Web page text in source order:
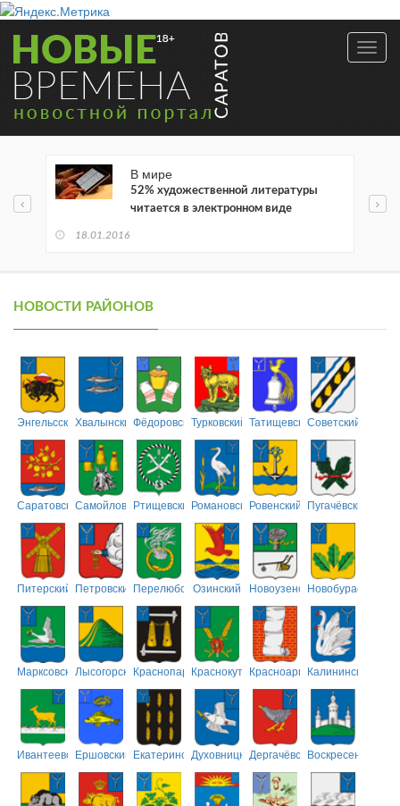
В мире
52% художественной литературы
читается в электронном виде
18.01.2016
НОВОСТИ РАЙОНОВ
ЭнгельсскийХвалынскийФёдоровскийТурковский ТатищевскийСоветский
СаратовскийСамойловскийРтищевскийРомановскийРовенский Пугачёвский
Питерский ПетровскийПерелюбскийОзинский НовоузенскийНовобурасский
МарксовскийЛысогорскийКраснопартизанский
КраснокутскийКрасноармейский
Калининский
ИвантеевскийЕршовский ЕкатериновскийДуховницкийДергачёвскийВоскресенский